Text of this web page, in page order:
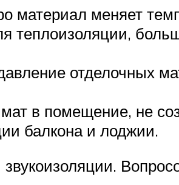
материал меняет
отделочных
в помещение, не
балкона и лоджии.